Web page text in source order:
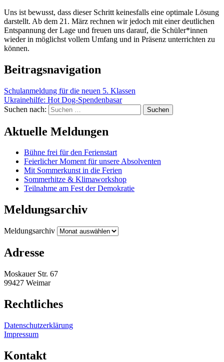
Uns ist bewusst, dass dieser Schritt keinesfalls eine optimale Lösung
darstellt. Ab dem 21. März rechnen wir jedoch mit einer deutlichen
Entspannung der Lage und freuen uns darauf, die Schüler*innen
wieder in möglichst vollem Umfang und in Präsenz unterrichten zu
können.
Beitragsnavigation
Schulanmeldung für die neuen 5. Klassen
Ukrainehilfe: Hot Dog-Spendenbasar
Suchen nach:
Aktuelle Meldungen
Bühne frei für den Ferienstart
Feierlicher Moment für unsere Absolventen
Mit Sommerkunst in die Ferien
Sommerhitze & Klimaworkshop
Teilnahme am Fest der Demokratie
Meldungsarchiv
Meldungsarchiv
Adresse
Moskauer Str. 67
99427 Weimar
Rechtliches
Datenschutzerklärung
Impressum
Kontakt